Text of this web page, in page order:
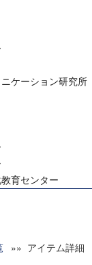
ケーション研究所
育センター
インスティテュート
»» アイテム詳細